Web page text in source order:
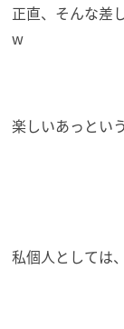
正直、そんな差
w
楽しいあっとい
私個人としては